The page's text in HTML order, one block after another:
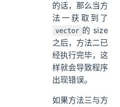
的话，那么当方
法一获取到了
vector 的 size
之后，方法二已
经执行完毕，这
样就会导致程序
出现错误。
如果方法三与方